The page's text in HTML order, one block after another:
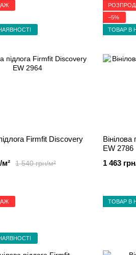
Firmfit Discovery
1 540 грн/м²
м²
−5%
ТОВАР В
EW 2786
1 463
ТОВАР В